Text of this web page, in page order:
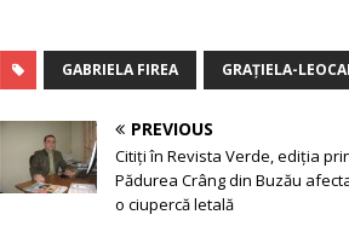
GABRIELA FIREA GRAȚIELA-
PREVIOUS
Citiți în Revista Verde, ediția
Pădurea Crâng din Buzău
o ciupercă letală